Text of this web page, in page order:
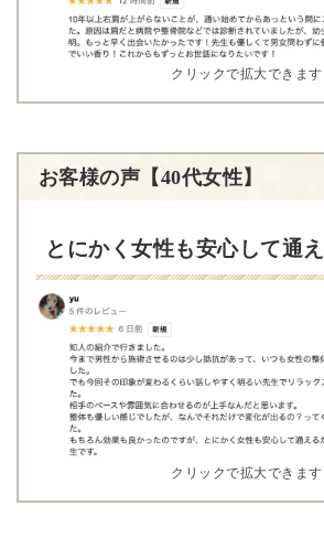
クリックで拡大できます
お客様の声【40代女性】
とにかく女性も安心して通え
クリックで拡大できます